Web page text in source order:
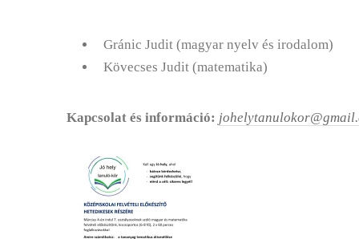
Gránic Judit (magyar nyelv és irodalom)
Kövecses Judit (matematika)
Kapcsolat és információ: